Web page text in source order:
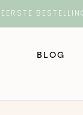
BLOG